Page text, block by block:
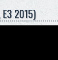
E3 2015)